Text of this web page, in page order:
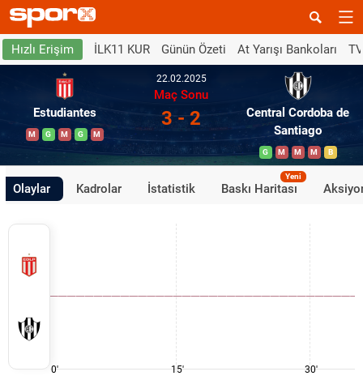
Hızlı Erişim İLK11 KUR Günün Özeti At Yarışı Bankoları
Estudiantes
M G M G M
22.02.2025
Maç Sonu
3 - 2
Central Cordoba de
Santiago
G M M M B
Olaylar Kadrolar İstatistik Baskı Haritası
Yeni
0' 15' 30'